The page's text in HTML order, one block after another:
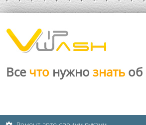
Все что нужно знать об